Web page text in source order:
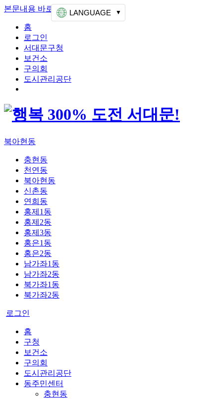
본문내용 바로가기 상단메뉴 가기
홈
로그인
서대문구청
보건소
구의회
도시관리공단
북아현동
충현동
천연동
북아현동
신촌동
연희동
홍제1동
홍제2동
홍제3동
홍은1동
홍은2동
남가좌1동
남가좌2동
북가좌1동
북가좌2동
로그인
LANGUAGE
홈
구청
보건소
구의회
도시관리공단
동주민센터
충현동